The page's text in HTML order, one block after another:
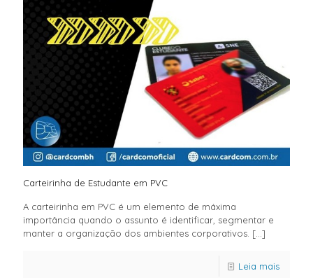
Carteirinha de Estudante em PVC
A carteirinha em PVC é um elemento de máxima
importância quando o assunto é identificar, segmentar e
manter a organização dos ambientes corporativos. […]
Leia mais